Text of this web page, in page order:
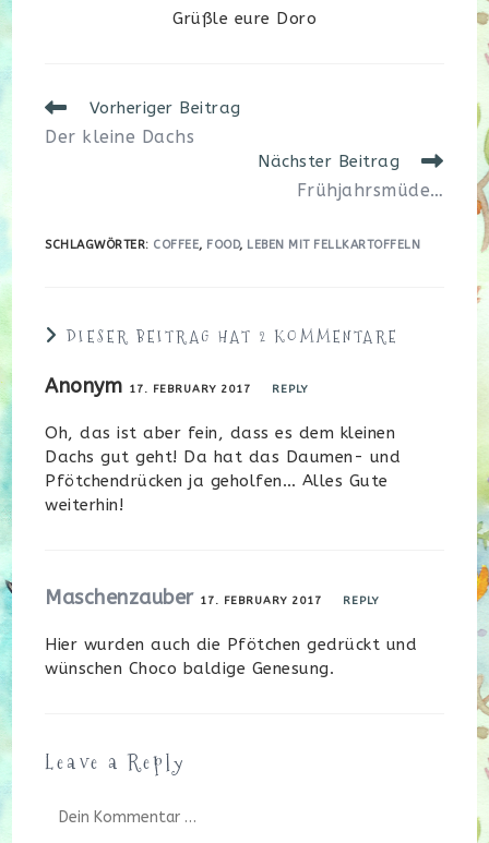
Grüßle eure Doro
Weitere
Artikel
ansehen
Vorheriger Beitrag
Der kleine Dachs
Nächster Beitrag
Frühjahrsmüde…
SCHLAGWÖRTER: COFFEE, FOOD, LEBEN MIT FELLKARTOFFELN
DIESER BEITRAG HAT 2 KOMMENTARE
Anonym 17. FEBRUARY 2017 REPLY
Oh, das ist aber fein, dass es dem kleinen
Dachs gut geht! Da hat das Daumen- und
Pfötchendrücken ja geholfen… Alles Gute
weiterhin!
Maschenzauber 17. FEBRUARY 2017 REPLY
Hier wurden auch die Pfötchen gedrückt und
wünschen Choco baldige Genesung.
Leave a Reply
Kommentar